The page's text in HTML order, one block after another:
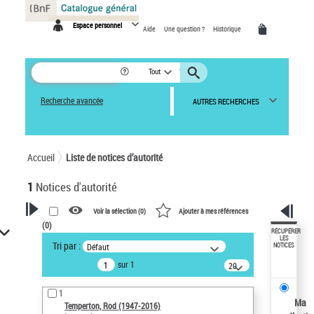
Espace personnel Aide Une question ? Historique
Tout
Recherche avancée AUTRES RECHERCHES
Accueil Liste de notices d’autorité
1 Notices d'autorité
VOTRE RECHERCHE
Recherche avancée dans les
notices d’autorité
Œuvres liées à l'auteur :
Temperton, Rod (1947-2016)
Voir la sélection (0) Ajouter à mes références
(0)
Tri par : Défaut
sur 1
20
résultats/page
1
Temperton, Rod (1947-2016)
RÉCUPÉRER
LES
NOTICES
Ma
Panneau de gestion des cookies